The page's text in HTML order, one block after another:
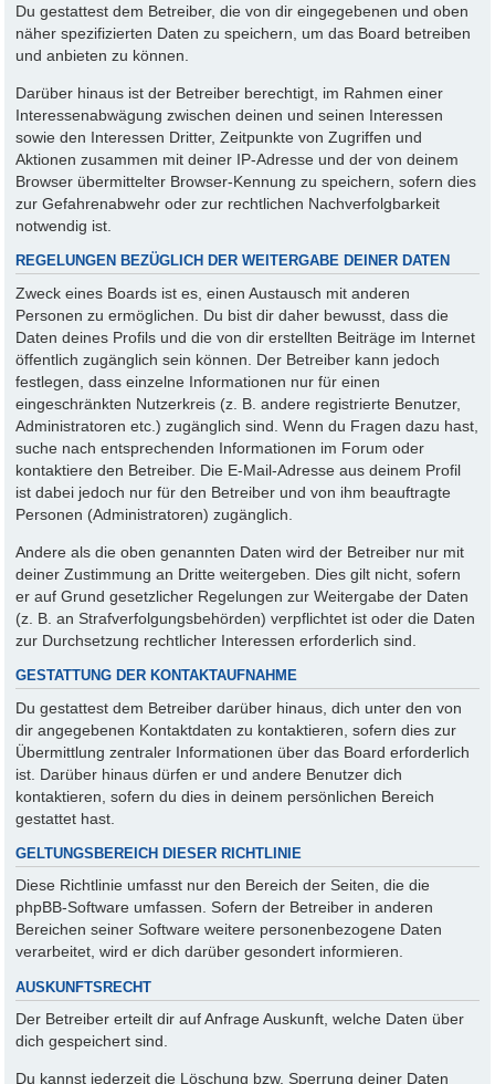
Du gestattest dem Betreiber, die von dir eingegebenen und oben
näher spezifizierten Daten zu speichern, um das Board betreiben
und anbieten zu können.
Darüber hinaus ist der Betreiber berechtigt, im Rahmen einer
Interessenabwägung zwischen deinen und seinen Interessen
sowie den Interessen Dritter, Zeitpunkte von Zugriffen und
Aktionen zusammen mit deiner IP-Adresse und der von deinem
Browser übermittelter Browser-Kennung zu speichern, sofern dies
zur Gefahrenabwehr oder zur rechtlichen Nachverfolgbarkeit
notwendig ist.
REGELUNGEN BEZÜGLICH DER WEITERGABE DEINER DATEN
Zweck eines Boards ist es, einen Austausch mit anderen
Personen zu ermöglichen. Du bist dir daher bewusst, dass die
Daten deines Profils und die von dir erstellten Beiträge im Internet
öffentlich zugänglich sein können. Der Betreiber kann jedoch
festlegen, dass einzelne Informationen nur für einen
eingeschränkten Nutzerkreis (z. B. andere registrierte Benutzer,
Administratoren etc.) zugänglich sind. Wenn du Fragen dazu hast,
suche nach entsprechenden Informationen im Forum oder
kontaktiere den Betreiber. Die E-Mail-Adresse aus deinem Profil
ist dabei jedoch nur für den Betreiber und von ihm beauftragte
Personen (Administratoren) zugänglich.
Andere als die oben genannten Daten wird der Betreiber nur mit
deiner Zustimmung an Dritte weitergeben. Dies gilt nicht, sofern
er auf Grund gesetzlicher Regelungen zur Weitergabe der Daten
(z. B. an Strafverfolgungsbehörden) verpflichtet ist oder die Daten
zur Durchsetzung rechtlicher Interessen erforderlich sind.
GESTATTUNG DER KONTAKTAUFNAHME
Du gestattest dem Betreiber darüber hinaus, dich unter den von
dir angegebenen Kontaktdaten zu kontaktieren, sofern dies zur
Übermittlung zentraler Informationen über das Board erforderlich
ist. Darüber hinaus dürfen er und andere Benutzer dich
kontaktieren, sofern du dies in deinem persönlichen Bereich
gestattet hast.
GELTUNGSBEREICH DIESER RICHTLINIE
Diese Richtlinie umfasst nur den Bereich der Seiten, die die
phpBB-Software umfassen. Sofern der Betreiber in anderen
Bereichen seiner Software weitere personenbezogene Daten
verarbeitet, wird er dich darüber gesondert informieren.
AUSKUNFTSRECHT
Der Betreiber erteilt dir auf Anfrage Auskunft, welche Daten über
dich gespeichert sind.
Du kannst jederzeit die Löschung bzw. Sperrung deiner Daten